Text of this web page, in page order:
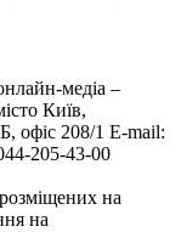
медіа –
Київ,
208/1 E-mail:
205-43-00
на
на